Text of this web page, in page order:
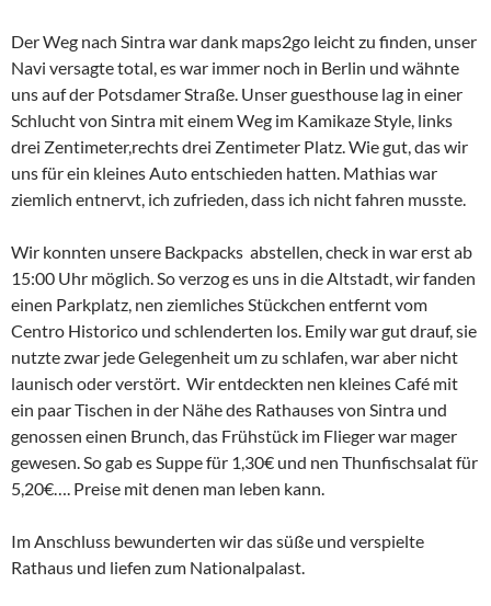
Der Weg nach Sintra war dank maps2go leicht zu finden, unser
Navi versagte total, es war immer noch in Berlin und wähnte
uns auf der Potsdamer Straße. Unser guesthouse lag in einer
Schlucht von Sintra mit einem Weg im Kamikaze Style, links
drei Zentimeter,rechts drei Zentimeter Platz. Wie gut, das wir
uns für ein kleines Auto entschieden hatten. Mathias war
ziemlich entnervt, ich zufrieden, dass ich nicht fahren musste.
Wir konnten unsere Backpacks abstellen, check in war erst ab
15:00 Uhr möglich. So verzog es uns in die Altstadt, wir fanden
einen Parkplatz, nen ziemliches Stückchen entfernt vom
Centro Historico und schlenderten los. Emily war gut drauf, sie
nutzte zwar jede Gelegenheit um zu schlafen, war aber nicht
launisch oder verstört. Wir entdeckten nen kleines Café mit
ein paar Tischen in der Nähe des Rathauses von Sintra und
genossen einen Brunch, das Frühstück im Flieger war mager
gewesen. So gab es Suppe für 1,30€ und nen Thunfischsalat für
5,20€…. Preise mit denen man leben kann.
Im Anschluss bewunderten wir das süße und verspielte
Rathaus und liefen zum Nationalpalast.